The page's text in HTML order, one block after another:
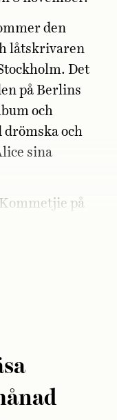
den
låtskrivaren
Det
på Berlins
och
drömska och
sina
på